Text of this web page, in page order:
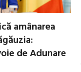
amânarea
de Adunare